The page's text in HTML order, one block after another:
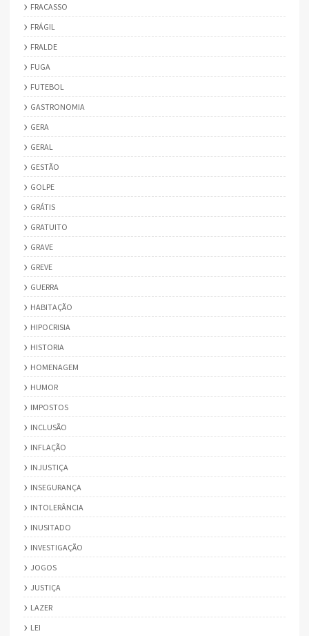
FRACASSO
FRÁGIL
FRALDE
FUGA
FUTEBOL
GASTRONOMIA
GERA
GERAL
GESTÃO
GOLPE
GRÁTIS
GRATUITO
GRAVE
GREVE
GUERRA
HABITAÇÃO
HIPOCRISIA
HISTORIA
HOMENAGEM
HUMOR
IMPOSTOS
INCLUSÃO
INFLAÇÃO
INJUSTIÇA
INSEGURANÇA
INTOLERÂNCIA
INUSITADO
INVESTIGAÇÃO
JOGOS
JUSTIÇA
LAZER
LEI